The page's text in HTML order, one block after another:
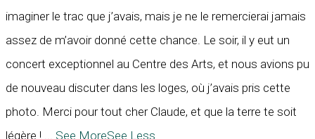
imaginer le trac que j’avais, mais je ne le remercierai jamais
assez de m’avoir donné cette chance. Le soir, il y eut un
concert exceptionnel au Centre des Arts, et nous avions pu
de nouveau discuter dans les loges, où j’avais pris cette
photo. Merci pour tout cher Claude, et que la terre te soit
légère !
See MoreSee Less